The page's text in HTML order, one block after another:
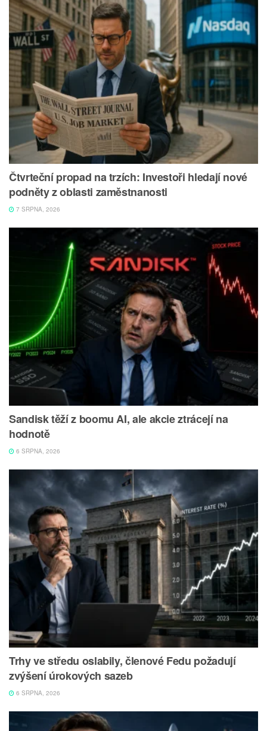
Čtvrteční propad na trzích: Investoři hledají nové
podněty z oblasti zaměstnanosti
7 SRPNA, 2026
Sandisk těží z boomu AI, ale akcie ztrácejí na
hodnotě
6 SRPNA, 2026
Trhy ve středu oslabily, členové Fedu požadují
zvýšení úrokových sazeb
6 SRPNA, 2026